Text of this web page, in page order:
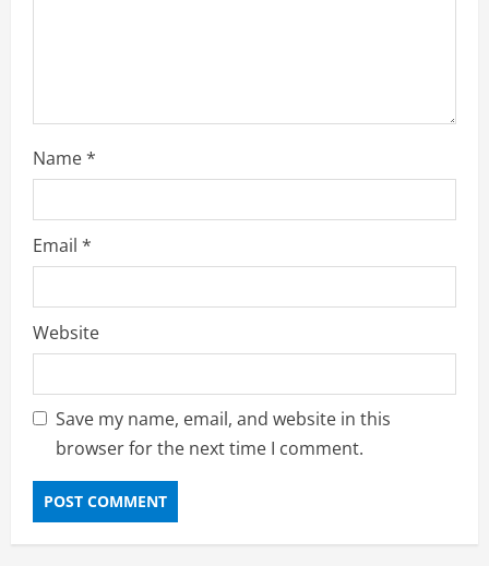
Name*
Email *
Website
Save my name, email, and website in this
browser for the next time I comment.